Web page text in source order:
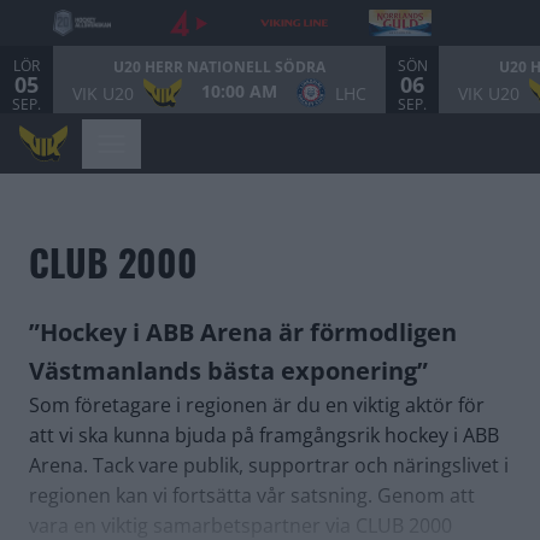
LÖR
05
SEP.
U20 HERR NATIONELL SÖDRA
VIK U20 10:00 AM LHC
SÖN
06
SEP.
U20
VIK U20
CLUB 2000
”Hockey i ABB Arena är förmodligen
Västmanlands bästa exponering”
Som företagare i regionen är du en viktig aktör för
att vi ska kunna bjuda på framgångsrik hockey i ABB
Arena. Tack vare publik, supportrar och näringslivet i
regionen kan vi fortsätta vår satsning. Genom att
vara en viktig samarbetspartner via CLUB 2000